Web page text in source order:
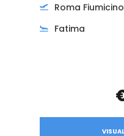
Roma Fiumicino
Fatima